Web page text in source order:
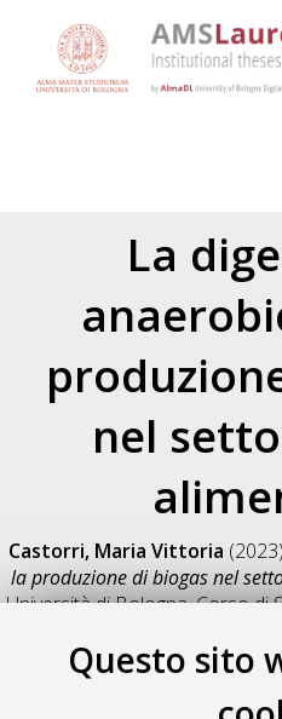
Questo sito
La
nel
Castorri, Maria Vittoria (2023)
la produzione di biogas nel
Università di Bologna, Corso di
,
Salva citazione
Il full-text non è disponibile per